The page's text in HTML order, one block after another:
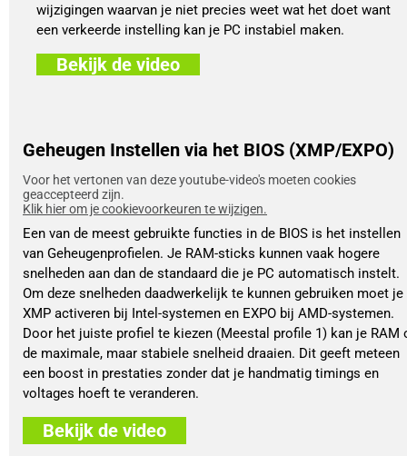
wijzigingen waarvan je niet precies weet wat het doet want
een verkeerde instelling kan je PC instabiel maken.
Bekijk de video
Geheugen Instellen via het BIOS (XMP/EXPO)
Voor het vertonen van deze youtube-video's moeten cookies
geaccepteerd zijn.
Klik hier om je cookievoorkeuren te wijzigen.
Een van de meest gebruikte functies in de BIOS is het instellen
van Geheugenprofielen. Je RAM-sticks kunnen vaak hogere
snelheden aan dan de standaard die je PC automatisch instelt.
Om deze snelheden daadwerkelijk te kunnen gebruiken moet je
XMP activeren bij Intel-systemen en EXPO bij AMD-systemen.
Door het juiste profiel te kiezen (Meestal profile 1) kan je RAM
de maximale, maar stabiele snelheid draaien. Dit geeft meteen
een boost in prestaties zonder dat je handmatig timings en
voltages hoeft te veranderen.
Bekijk de video